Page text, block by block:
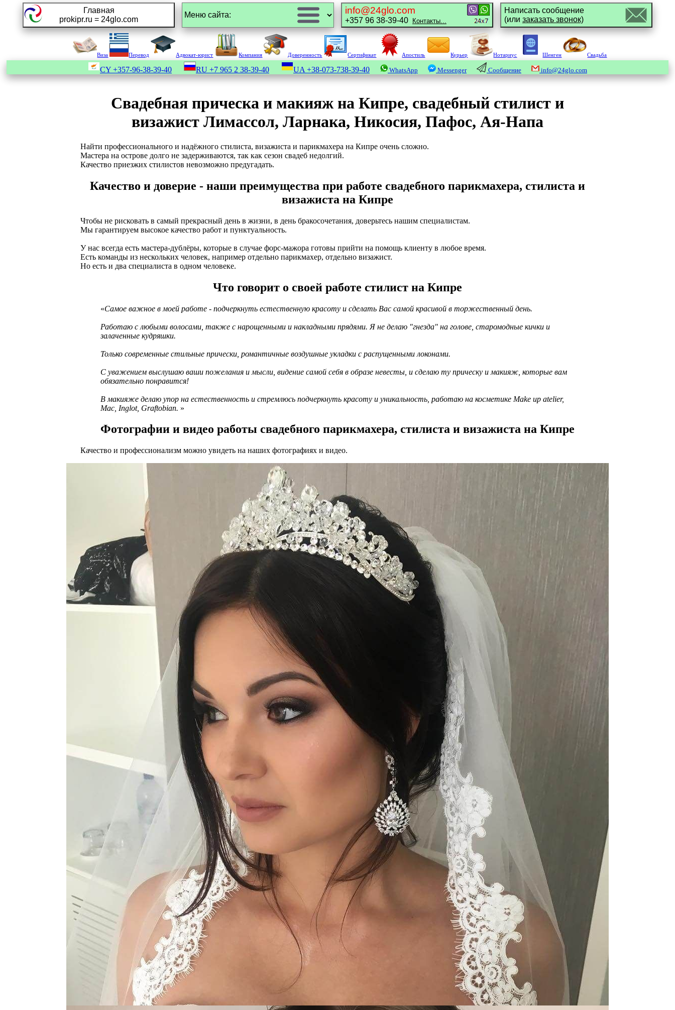
Главная
prokipr.ru = 24glo.com
info@24glo.com
+357 96 38-39-40 Контакты...
Написать сообщение
(или заказать звонок)
Виза Перевод Адвокат-юрист Компания Доверенность Сертификат Апостиль Курьер Нотариус Шенген Свадьба
CY +357-96-38-39-40 RU +7 965 2 38-39-40 UA +38-073-738-39-40 WhatsApp Messenger Сообщение info@24glo.com
Свадебная прическа и макияж на Кипре, свадебный стилист и
визажист Лимассол, Ларнака, Никосия, Пафос, Ая-Напа
Найти профессионального и надёжного стилиста, визажиста и парикмахера на Кипре очень сложно.
Мастера на острове долго не задерживаются, так как сезон свадеб недолгий.
Качество приезжих стилистов невозможно предугадать.
Качество и доверие - наши преимущества при работе свадебного парикмахера, стилиста и
визажиста на Кипре
Чтобы не рисковать в самый прекрасный день в жизни, в день бракосочетания, доверьтесь нашим специалистам.
Мы гарантируем высокое качество работ и пунктуальность.
У нас всегда есть мастера-дублёры, которые в случае форс-мажора готовы прийти на помощь клиенту в любое время.
Есть команды из нескольких человек, например отдельно парикмахер, отдельно визажист.
Но есть и два специалиста в одном человеке.
Что говорит о своей работе стилист на Кипре
Самое важное в моей работе - подчеркнуть естественную красоту и сделать Вас самой красивой в торжественный день.
Работаю с любыми волосами, также с нарощенными и накладными прядями. Я не делаю "гнезда" на голове, старомодные кички и
залаченные кудряшки.
Только современные стильные прически, романтичные воздушные укладки с распущенными локонами.
С уважением выслушаю ваши пожелания и мысли, видение самой себя в образе невесты, и сделаю ту прическу и макияж, которые вам
обязательно понравится!
В макияже делаю упор на естественность и стремлюсь подчеркнуть красоту и уникальность, работаю на косметике Make up atelier,
Mac, Inglot, Graftobian.
Фотографии и видео работы свадебного парикмахера, стилиста и визажиста на Кипре
Качество и профессионализм можно увидеть на наших фотографиях и видео.